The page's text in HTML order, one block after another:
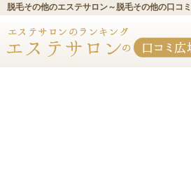
脱毛その他のエステサロン～脱毛その他の口コ